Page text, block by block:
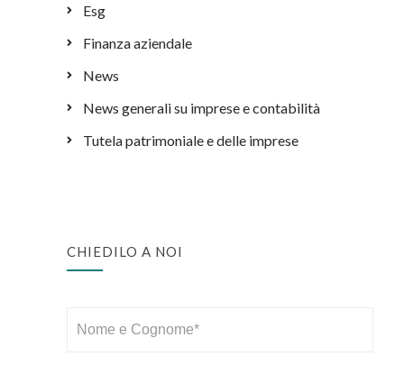
Esg
Finanza aziendale
News
News generali su imprese e contabilità
Tutela patrimoniale e delle imprese
CHIEDILO A NOI